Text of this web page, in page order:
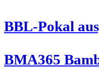
BBL-Pokal
BMA365